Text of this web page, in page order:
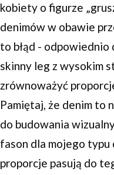
kobiety o figurze
denimów w obawie
to błąd - odpowiednio
skinny leg z wysokim
zrównoważyć
Pamiętaj, że denim to
do budowania
fason dla mojego typu
proporcje pasują do